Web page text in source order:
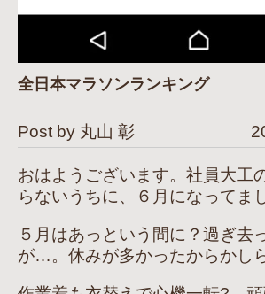
全日本マラソンランキング
Post by 丸山 彰
おはようございます。社員大工
らないうちに、６月になってま
５月はあっという間に？過ぎ去
が…。休みが多かったからかし